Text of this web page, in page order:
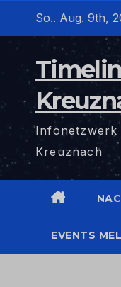
So.. Aug. 9th,
Infonetzwerk
Kreuznach
EVENTS